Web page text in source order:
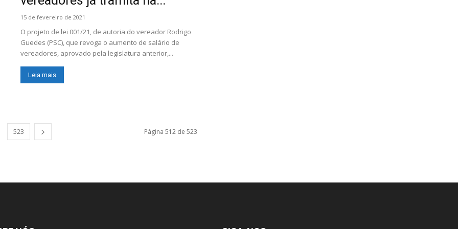
15 de fevereiro de 2021
O projeto de lei 001/21, de autoria do vereador Rodrigo
Guedes (PSC), que revoga o aumento de salário de
vereadores, aprovado pela legislatura anterior,...
Leia mais
523 Página 512 de 523